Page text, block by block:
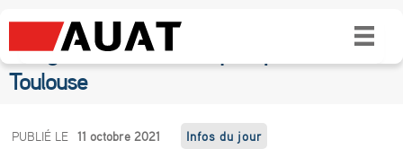
L’agence d’urbanisme de Toulouse dévoile
une grande étude sur la pratique du vélo à
Toulouse
L
PUBLIÉ LE 11 octobre 2021 Infos du jour